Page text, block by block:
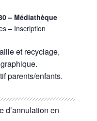
– Médiathèque
– Inscription
et recyclage,
parents/enfants.
d’annulation en